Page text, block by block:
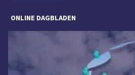
ONLINE DAGBLADEN